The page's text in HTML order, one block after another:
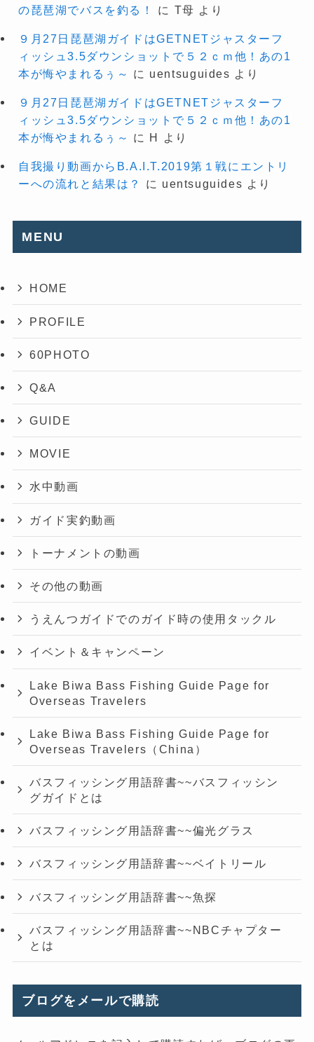
の琵琶湖でバスを釣る！
に T母 より
９月27日琵琶湖ガイドはGETNETジャスターフ
ィッシュ3.5ダウンショットで５２ｃｍ他！あの1
本が悔やまれるぅ～
に uentsuguides より
９月27日琵琶湖ガイドはGETNETジャスターフ
ィッシュ3.5ダウンショットで５２ｃｍ他！あの1
本が悔やまれるぅ～
に H より
自我撮り動画からB.A.I.T.2019第１戦にエントリ
ーへの流れと結果は？
に uentsuguides より
MENU
HOME
PROFILE
60PHOTO
Q&A
GUIDE
MOVIE
水中動画
ガイド実釣動画
トーナメントの動画
その他の動画
うえんつガイドでのガイド時の使用タックル
イベント＆キャンペーン
Lake Biwa Bass Fishing Guide Page for
Overseas Travelers
Lake Biwa Bass Fishing Guide Page for
Overseas Travelers（China）
バスフィッシング用語辞書~~バスフィッシン
グガイドとは
バスフィッシング用語辞書~~偏光グラス
バスフィッシング用語辞書~~ベイトリール
バスフィッシング用語辞書~~魚探
バスフィッシング用語辞書~~NBCチャプター
とは
ブログをメールで購読